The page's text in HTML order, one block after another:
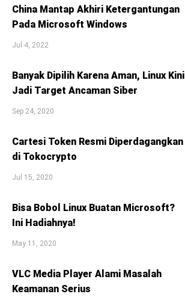
China Mantap Akhiri Ketergantungan
Pada Microsoft Windows
Jul 4, 2022
Banyak Dipilih Karena Aman, Linux Kini
Jadi Target Ancaman Siber
Sep 24, 2020
Cartesi Token Resmi Diperdagangkan
di Tokocrypto
Jul 15, 2020
Bisa Bobol Linux Buatan Microsoft?
Ini Hadiahnya!
May 11, 2020
VLC Media Player Alami Masalah
Keamanan Serius